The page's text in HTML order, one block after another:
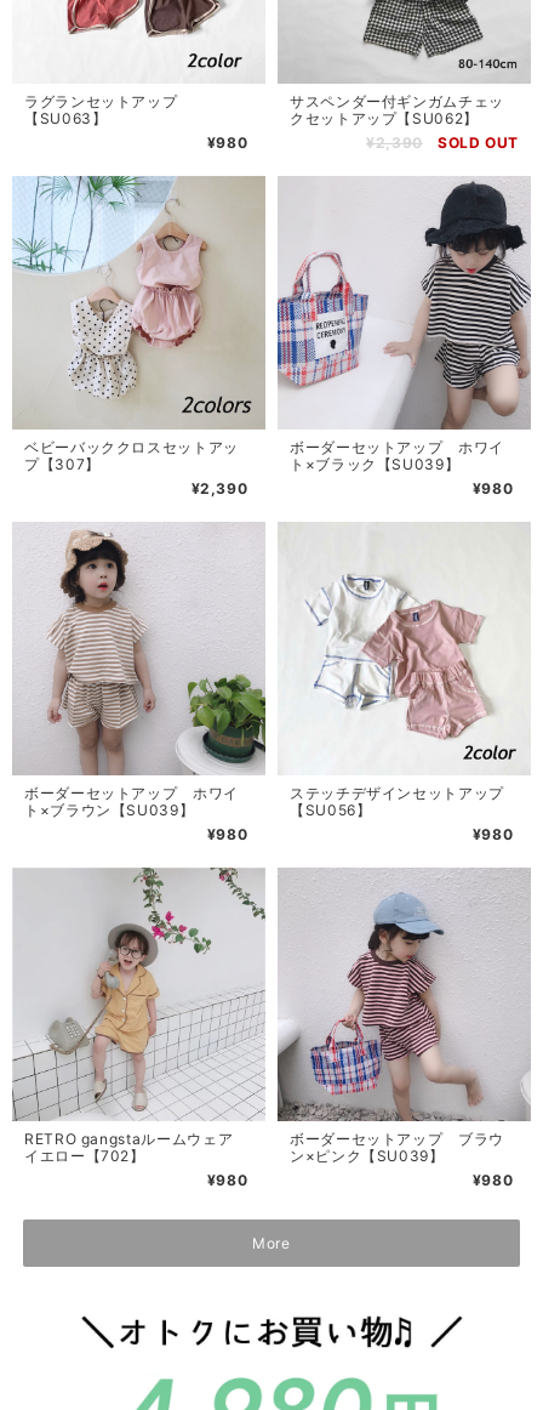
ラグランセットアップ
【SU063】
¥980
サスペンダー付ギンガムチェッ
クセットアップ【SU062】
¥2,390
SOLD OUT
ベビーバッククロスセットアッ
プ【307】
¥2,390
ボーダーセットアップ ホワイ
ト×ブラック【SU039】
¥980
ボーダーセットアップ ホワイ
ト×ブラウン【SU039】
¥980
ステッチデザインセットアップ
【SU056】
¥980
RETRO gangstaルームウェア
イエロー【702】
¥980
ボーダーセットアップ ブラウ
ン×ピンク【SU039】
¥980
More